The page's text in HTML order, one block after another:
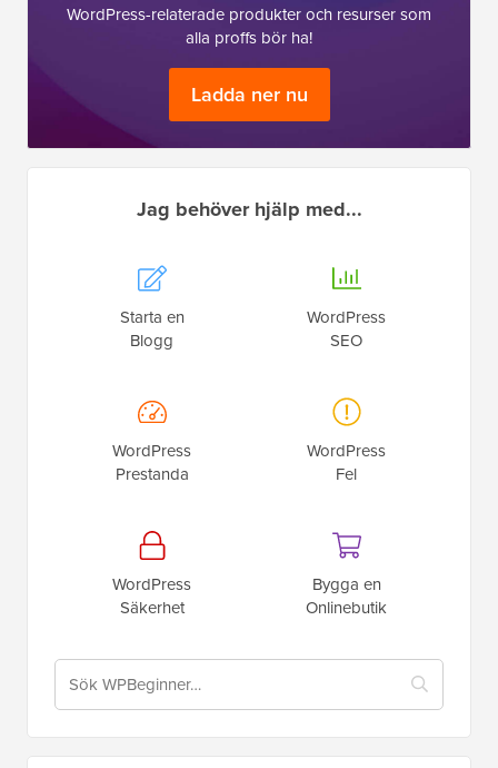
WordPress-relaterade produkter och resurser som
alla proffs bör ha!
Ladda ner nu
Jag behöver hjälp med...
Starta en
Blogg
WordPress
SEO
WordPress
Prestanda
WordPress
Fel
WordPress
Säkerhet
Bygga en
Onlinebutik